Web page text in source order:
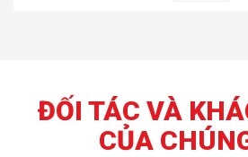
ĐỐI TÁC VÀ
CỦA